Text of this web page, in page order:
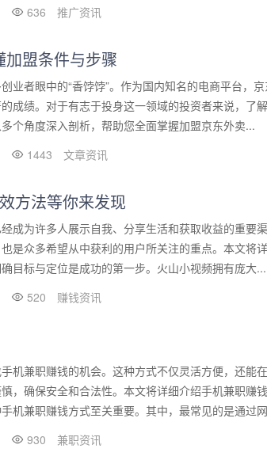
636 推广资讯
盟条件与步骤
业者眼中的“香饽饽”。作为国内知名的电商平台，
成绩。对于有志于投身这一领域的投资者来说，了
个角度深入剖析，帮助您全面掌握加盟京东外卖...
1443 文章资讯
方法等你来发现
成为许多人展示自我、分享生活和获取收益的重要
是众多希望从中获利的用户所关注的重点。本文将
目标与定位是成功的第一步。火山小视频拥有庞大...
520 赚钱资讯
机兼职赚钱的机会。这种方式不仅灵活方便，还能
，确保安全和合法性。本文将详细介绍手机兼职赚
机兼职赚钱方式至关重要。其中，最常见的是通过
930 兼职资讯